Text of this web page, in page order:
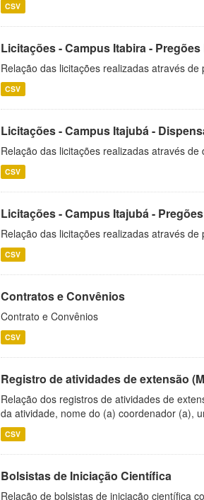
CSV
Licitações - Campus Itabira -
Relação das licitações realizadas através
CSV
Licitações - Campus Itajubá -
Relação das licitações realizadas através
CSV
Licitações - Campus Itajubá -
Relação das licitações realizadas através
CSV
Contratos e Convênios
Contrato e Convênios
CSV
Registro de atividades de extensão
Relação dos registros de atividades de
da atividade, nome do (a) coordenador (a),
CSV
Bolsistas de Iniciação Científica
Relação de bolsistas de iniciação científica